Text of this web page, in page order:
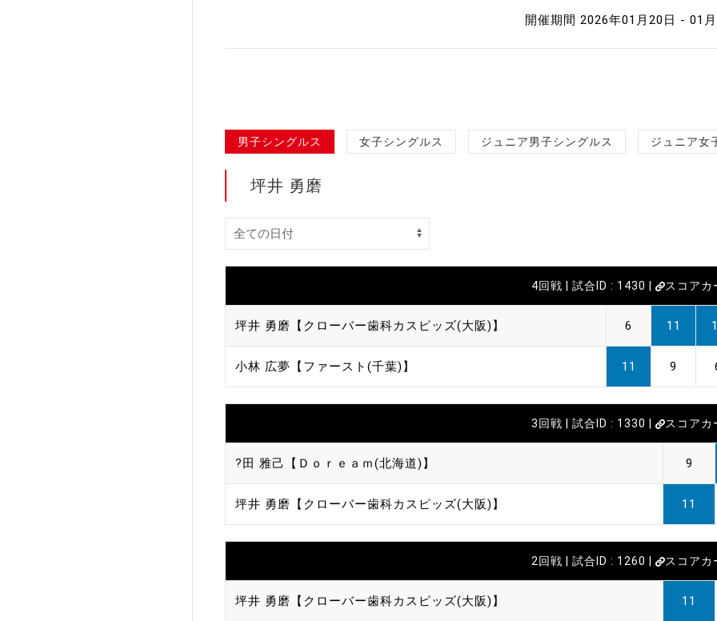
販売品一覧
開催期間 2026年01月20日 - 01
男子シングルス 女子シングルス ジュニア男子シングルス ジュニア女
坪井 勇磨
4回戦 | 試合ID : 1430 | スコアカ
坪井 勇磨【クローバー歯科カスピッズ(大阪)】 6 11
小林 広夢【ファースト(千葉)】 11 9
3回戦 | 試合ID : 1330 | スコアカ
?田 雅己【Ｄｏｒｅａｍ(北海道)】 9
坪井 勇磨【クローバー歯科カスピッズ(大阪)】 11
2回戦 | 試合ID : 1260 | スコアカ
坪井 勇磨【クローバー歯科カスピッズ(大阪)】 11